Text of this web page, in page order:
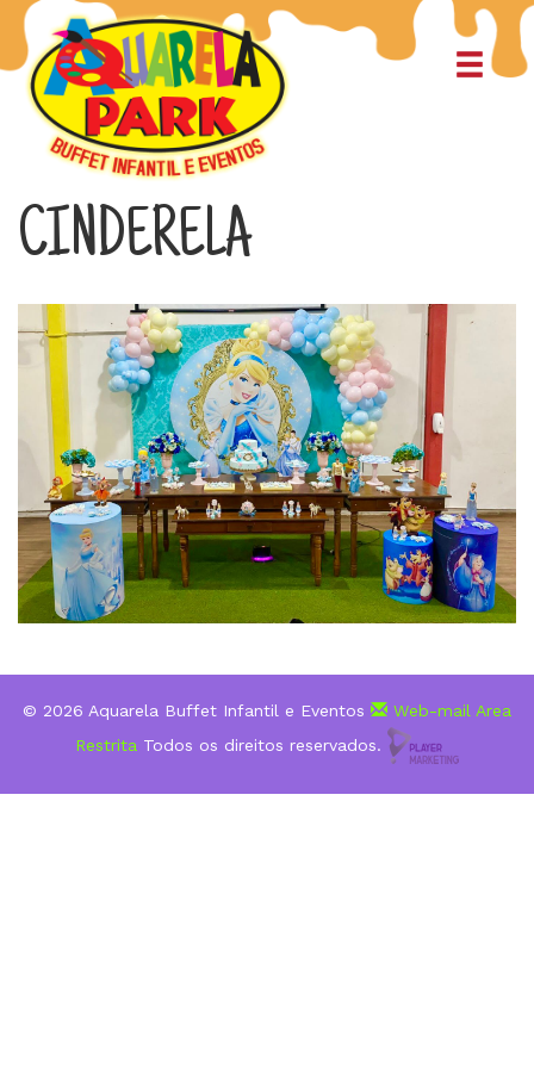
CINDERELA
© 2026 Aquarela Buffet Infantil e Eventos Web-mail Area
Restrita Todos os direitos reservados.